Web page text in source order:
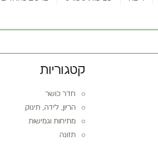
קטגוריות
חדר כושר
הריון, לידה, תינוק
מתיחות וגמישות
תזונה